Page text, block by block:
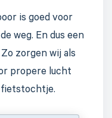
is goed voor
weg. En dus een
zorgen wij als
propere lucht
fietstochtje.